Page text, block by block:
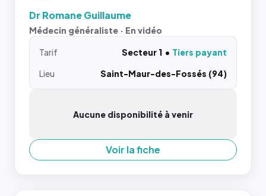
Dr Romane Guillaume
Médecin généraliste · En vidéo
Tarif Secteur 1
Tiers payant
Lieu
Saint-Maur-des-Fossés (94)
Aucune disponibilité à venir
Voir la fiche